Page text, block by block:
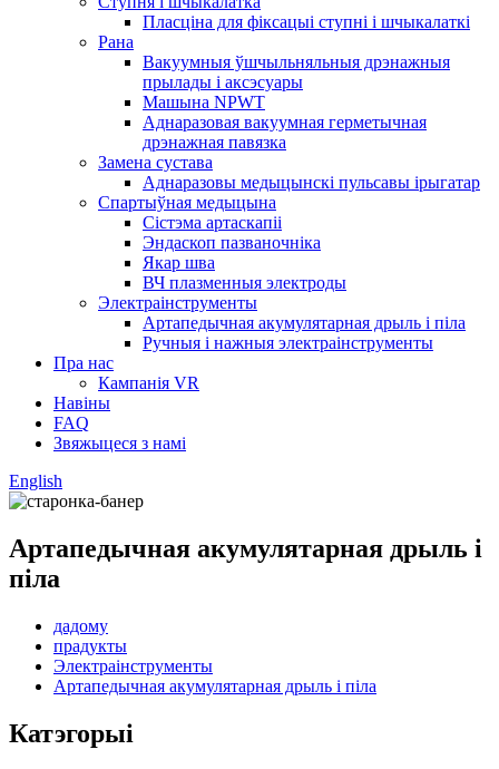
Пласціна для фіксацыі ступні і шчыкалаткі
Рана
Вакуумныя ўшчыльняльныя дрэнажныя
прылады і аксэсуары
Машына NPWT
Аднаразовая вакуумная герметычная
дрэнажная павязка
Замена сустава
Аднаразовы медыцынскі пульсавы ірыгатар
Спартыўная медыцына
Сістэма артаскапіі
Эндаскоп пазваночніка
Якар шва
ВЧ плазменныя электроды
Электраінструменты
Артапедычная акумулятарная дрыль і піла
Ручныя і нажныя электраінструменты
Пра нас
Кампанія VR
Навіны
FAQ
Звяжыцеся з намі
English
Артапедычная акумулятарная дрыль і
піла
дадому
прадукты
Электраінструменты
Артапедычная акумулятарная дрыль і піла
Катэгорыі